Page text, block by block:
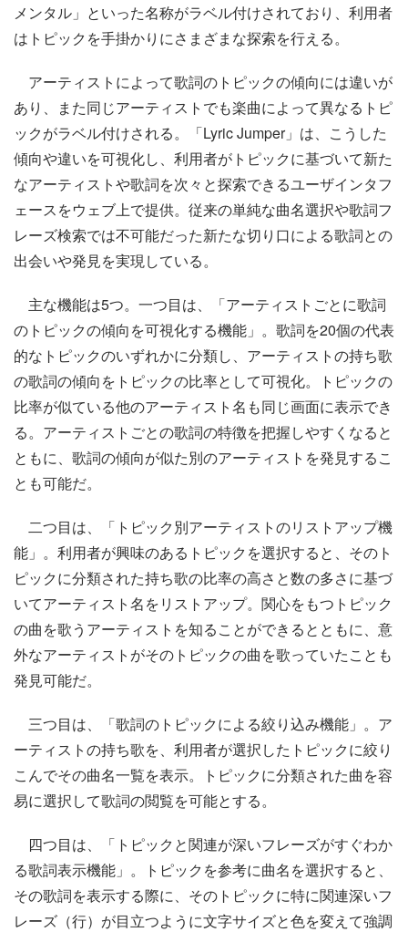
メンタル」といった名称がラベル付けされており、利用者
はトピックを手掛かりにさまざまな探索を行える。
アーティストによって歌詞のトピックの傾向には違いが
あり、また同じアーティストでも楽曲によって異なるトピ
ックがラベル付けされる。「Lyric Jumper」は、こうした
傾向や違いを可視化し、利用者がトピックに基づいて新た
なアーティストや歌詞を次々と探索できるユーザインタフ
ェースをウェブ上で提供。従来の単純な曲名選択や歌詞フ
レーズ検索では不可能だった新たな切り口による歌詞との
出会いや発見を実現している。
主な機能は5つ。一つ目は、「アーティストごとに歌詞
のトピックの傾向を可視化する機能」。歌詞を20個の代表
的なトピックのいずれかに分類し、アーティストの持ち歌
の歌詞の傾向をトピックの比率として可視化。トピックの
比率が似ている他のアーティスト名も同じ画面に表示でき
る。アーティストごとの歌詞の特徴を把握しやすくなると
ともに、歌詞の傾向が似た別のアーティストを発見するこ
とも可能だ。
二つ目は、「トピック別アーティストのリストアップ機
能」。利用者が興味のあるトピックを選択すると、そのト
ピックに分類された持ち歌の比率の高さと数の多さに基づ
いてアーティスト名をリストアップ。関心をもつトピック
の曲を歌うアーティストを知ることができるとともに、意
外なアーティストがそのトピックの曲を歌っていたことも
発見可能だ。
三つ目は、「歌詞のトピックによる絞り込み機能」。ア
ーティストの持ち歌を、利用者が選択したトピックに絞り
こんでその曲名一覧を表示。トピックに分類された曲を容
易に選択して歌詞の閲覧を可能とする。
四つ目は、「トピックと関連が深いフレーズがすぐわか
る歌詞表示機能」。トピックを参考に曲名を選択すると、
その歌詞を表示する際に、そのトピックに特に関連深いフ
レーズ（行）が目立つように文字サイズと色を変えて強調